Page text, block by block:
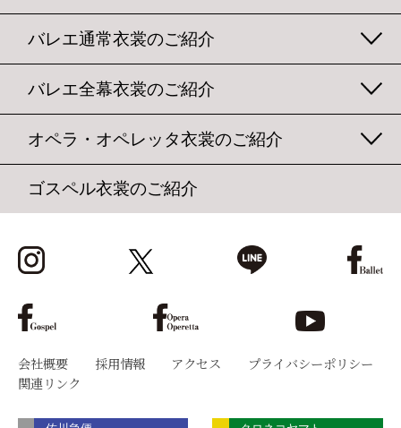
バレエ通常衣裳のご紹介
バレエ全幕衣裳のご紹介
オペラ・オペレッタ衣裳のご紹介
ゴスペル衣裳のご紹介
会社概要 採用情報 アクセス
プライバシーポリシー
関連リンク